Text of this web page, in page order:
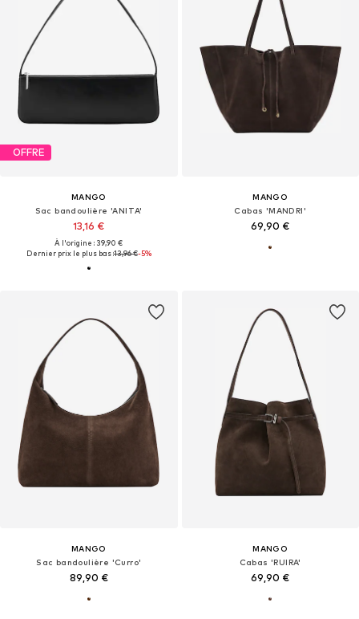
OFFRE
MANGO
Sac bandoulière 'ANITA'
13,16 €
À l'origine : 39,90 €
Dernier prix le plus bas :13,96 €-5%
MANGO
Cabas 'MANDRI'
69,90 €
MANGO
Sac bandoulière 'Curro'
89,90 €
MANGO
Cabas 'RUIRA'
69,90 €